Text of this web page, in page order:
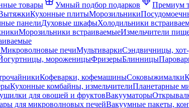
товары Умный подбор подарков
Премиум
Кухонные плитыМорозильники
панелиДуховые шкафыХолодильники
Морозильники встраиваемыеИзмельчители
Микроволновые печиМультиваркиСэндвичницы,
мороженицыФризерыБлинницы
Кофеварки, кофемашиныСоковыжималки
Кухонные комбайны, измельчителиПланетарные
для овощей и фруктовВакууматоры
для микроволновых печейВакуумные пакеты,